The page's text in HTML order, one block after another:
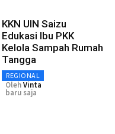
KKN UIN Saizu
Edukasi Ibu PKK
Kelola Sampah Rumah
Tangga
REGIONAL
OlehVinta
baru saja